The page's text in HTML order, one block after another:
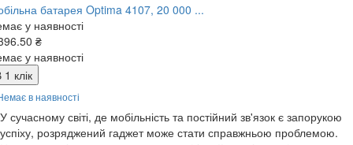
батарея Optima 4107, 20 000 ...
у наявності
₴
у наявності
1 клік
в наявності
У сучасному світі, де мобільність та постійний зв'язок є запорукою
успіху, розряджений гаджет може стати справжньою проблемою.